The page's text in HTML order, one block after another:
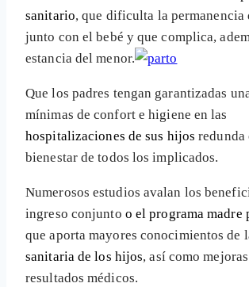
sanitario, que dificulta la permanencia
junto con el bebé y que complica,
estancia del menor.
Que los padres tengan garantizadas
mínimas de confort e higiene en las
hospitalizaciones de sus hijos redunda
bienestar de todos los implicados.
Numerosos estudios avalan los
ingreso conjunto o el programa madre
que aporta mayores conocimientos de
sanitaria de los hijos, así como
resultados médicos.